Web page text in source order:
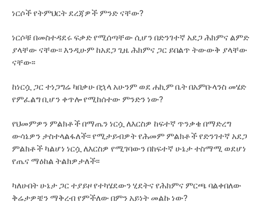
ነርሶች የትምህርት ደረጃዎች ምንድ ናቸው?
ነርሶቹ በመስተዳደሩ ፍቃድ የሚሰጣቸው ሲሆን በድንገተኛ አደጋ ሕክምና ልምድ
ያላቸው ናቸው፡፡ እንዲሁም ከአደጋ ጊዜ ሕክምና ጋር ይበልጥ ትውውቅ ያላቸው
ናቸው፡፡
ከነርሷ ጋር ተነጋግሬ ካበቃሁ በኋላ አሁንም ወደ ሐኪም ቤት በአምቡላንስ መሄድ
የምፈልግ ቢሆን ቀጥሎ የሚከሰተው ምንድን ነው?
የህመምዎን ምልክቶች በማጤን ነርሷ ለእርስዎ ከፍተኛ ጥንቃቄ በማድረግ
ውሳኔዎን ታስተላልፋለች፡፡ የሚታይብዎት የሕመም ምልክቶች የድንገተኛ አደጋ
ምልክቶች ካልሆነ ነርሷ ለእርስዎ የሚገባውን በከፍተኛ ሁኔታ ተስማሚ ወደሆነ
የጤና ማዕከል ትልክዎታለች፡፡
ካለሁበት ሁኔታ ጋር ተያይዞ የተካሄደውን ሂደትና የሕክምና ምርጫ ባልቀበለው
ቅሬታዎቼን ማቅረብ የምችለው በምን አይነት መልኩ ነው?